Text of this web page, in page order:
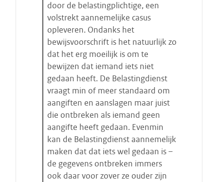
door de belastingplichtige, een
volstrekt aannemelijke casus
opleveren. Ondanks het
bewijsvoorschrift is het natuurlijk zo
dat het erg moeilijk is om te
bewijzen dat iemand iets niet
gedaan heeft. De Belastingdienst
vraagt min of meer standaard om
aangiften en aanslagen maar juist
die ontbreken als iemand geen
aangifte heeft gedaan. Evenmin
kan de Belastingdienst aannemelijk
maken dat dat iets wel gedaan is –
de gegevens ontbreken immers
ook daar voor zover ze ouder zijn